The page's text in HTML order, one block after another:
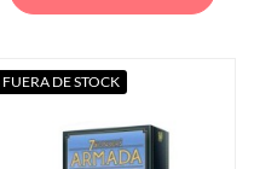
FUERA DE STOCK